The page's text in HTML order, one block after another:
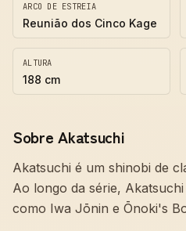
ARCO DE ESTREIA
Reunião dos Cinco Kage
ALTURA
188 cm
Sobre Akatsuchi
Akatsuchi é um shinobi de
Ao longo da série,
como Iwa Jōnin e Ōnoki's